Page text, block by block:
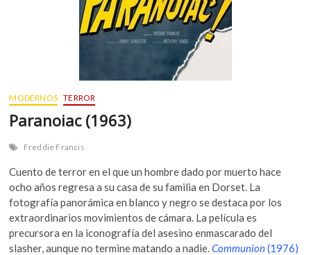
MODERNOS TERROR
Paranoiac (1963)
Freddie Francis
Cuento de terror en el que un hombre dado por muerto hace
ocho años regresa a su casa de su familia en Dorset. La
fotografía panorámica en blanco y negro se destaca por los
extraordinarios movimientos de cámara. La película es
precursora en la iconografía del asesino enmascarado del
slasher, aunque no termine matando a nadie.Communion(1976)